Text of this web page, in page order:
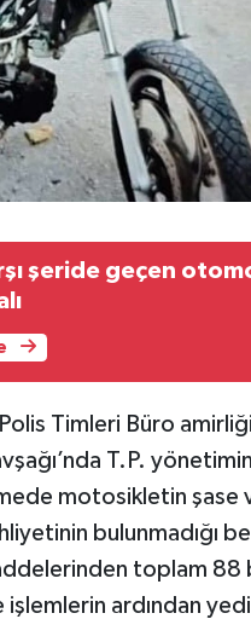
şeride geçen
Timleri Büro
T.P.
motosikletin şase
bulunmadığı
toplam
ardından